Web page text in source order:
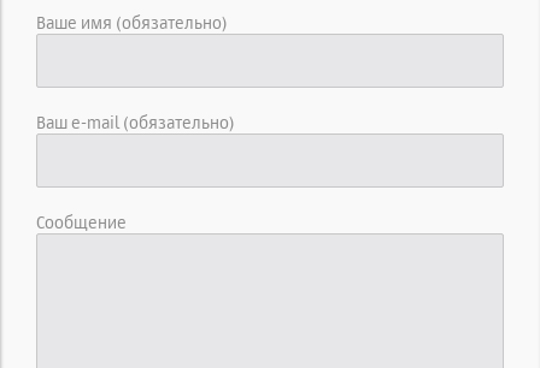
Ваше имя (обязательно)
Ваш e-mail (обязательно)
Сообщение